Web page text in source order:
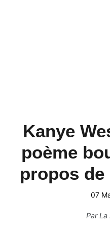
Kanye
poème
propos
07
ParLa